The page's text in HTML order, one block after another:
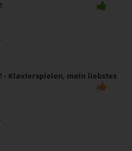
- Klavierspielen, mein liebstes